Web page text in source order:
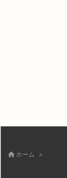
 ホーム >